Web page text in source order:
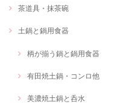
茶道具・抹茶碗
土鍋と鍋用食器
柄が揃う鍋と鍋用食器
有田焼土鍋・コンロ他
美濃焼土鍋と呑水